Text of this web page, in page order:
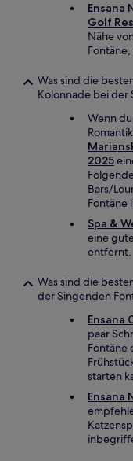
Ensana
Golf
Nähe
Was sind die
Kolonnade bei der
Wenn
2025
Bars/
Fontäne
Spa &
eine
entfernt.
Was sind die
der Singenden
Ensana
paar
starten
Ensana